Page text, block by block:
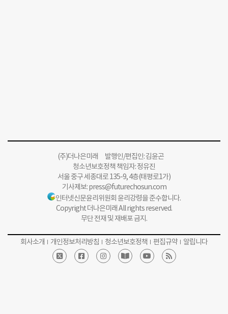
(주)더나은미래 발행인/편집인: 김윤곤
청소년보호정책 책임자: 정유진
서울 중구 세종대로 135-9, 4층(태평로1가)
기사제보:press@futurechosun.com
인터넷신문윤리위원회 윤리강령을 준수합니다.
Copyright 더나은미래 All rights reserved.
무단 전재 및 재배포 금지.
회사소개 개인정보처리방침 청소년보호정책 편집규약 알립니다